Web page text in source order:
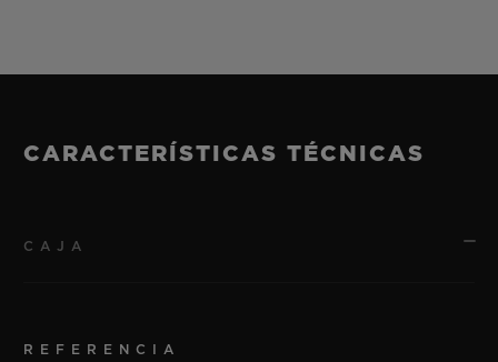
CARACTERÍSTICAS TÉCNICAS
CAJA
REFERENCIA